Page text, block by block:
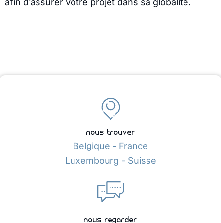
afin d’assurer votre projet dans sa globalité.
nous trouver
Belgique - France
Luxembourg - Suisse
nous regarder